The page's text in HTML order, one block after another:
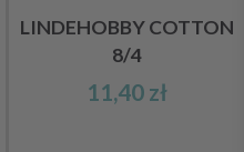
LINDEHOBBY COTTON
8/4
11,40 zł